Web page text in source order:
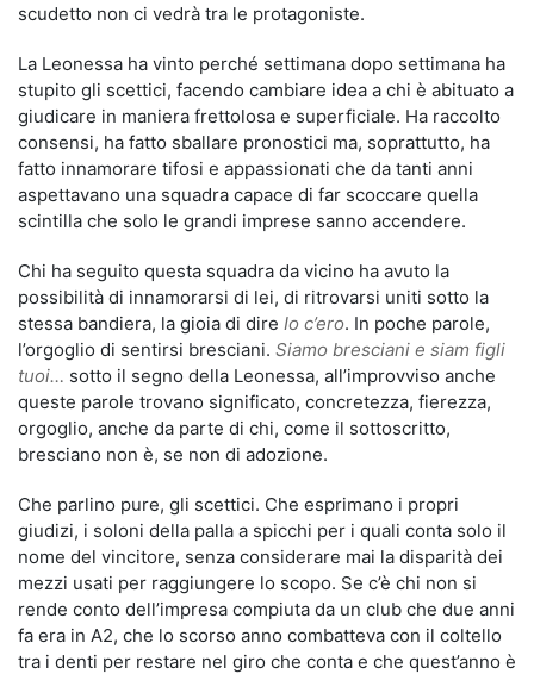
scudetto non ci vedrà tra le protagoniste.
La Leonessa ha vinto perché settimana dopo settimana ha
stupito gli scettici, facendo cambiare idea a chi è abituato a
giudicare in maniera frettolosa e superficiale. Ha raccolto
consensi, ha fatto sballare pronostici ma, soprattutto, ha
fatto innamorare tifosi e appassionati che da tanti anni
aspettavano una squadra capace di far scoccare quella
scintilla che solo le grandi imprese sanno accendere.
Chi ha seguito questa squadra da vicino ha avuto la
possibilità di innamorarsi di lei, di ritrovarsi uniti sotto la
stessa bandiera, la gioia di dire Io c’ero. In poche parole,
l’orgoglio di sentirsi bresciani. Siamo bresciani e siam figli
tuoi… sotto il segno della Leonessa, all’improvviso anche
queste parole trovano significato, concretezza, fierezza,
orgoglio, anche da parte di chi, come il sottoscritto,
bresciano non è, se non di adozione.
Che parlino pure, gli scettici. Che esprimano i propri
giudizi, i soloni della palla a spicchi per i quali conta solo il
nome del vincitore, senza considerare mai la disparità dei
mezzi usati per raggiungere lo scopo. Se c’è chi non si
rende conto dell’impresa compiuta da un club che due anni
fa era in A2, che lo scorso anno combatteva con il coltello
tra i denti per restare nel giro che conta e che quest’anno è